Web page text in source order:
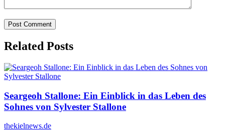
Related Posts
Seargeoh Stallone: Ein Einblick in das Leben des
Sohnes von Sylvester Stallone
thekielnews.de